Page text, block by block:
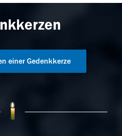
einer Gedenkkerze